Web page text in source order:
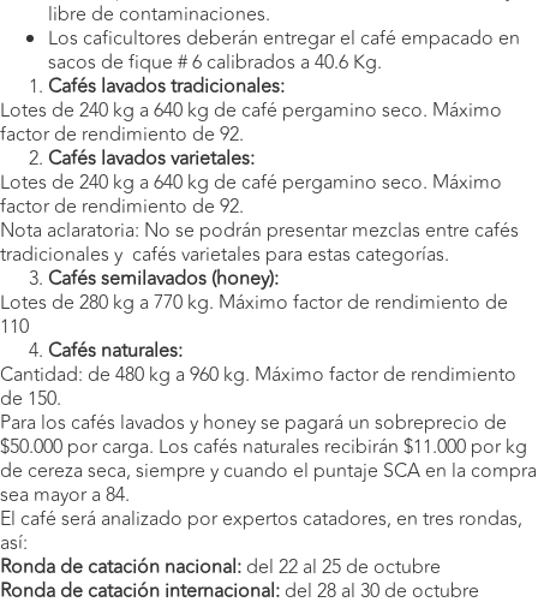
libre de contaminaciones.
Los caficultores deberán entregar el café empacado en
sacos de fique # 6 calibrados a 40.6 Kg.
Cafés lavados tradicionales:
Lotes de 240 kg a 640 kg de café pergamino seco. Máximo
factor de rendimiento de 92.
Cafés lavados varietales:
Lotes de 240 kg a 640 kg de café pergamino seco. Máximo
factor de rendimiento de 92.
Nota aclaratoria: No se podrán presentar mezclas entre cafés
tradicionales y cafés varietales para estas categorías.
Cafés semilavados (honey):
Lotes de 280 kg a 770 kg. Máximo factor de rendimiento de
110
Cafés naturales:
Cantidad: de 480 kg a 960 kg. Máximo factor de rendimiento
de 150.
Para los cafés lavados y honey se pagará un sobreprecio de
$50.000 por carga. Los cafés naturales recibirán $11.000 por kg
de cereza seca, siempre y cuando el puntaje SCA en la compra
sea mayor a 84.
El café será analizado por expertos catadores, en tres rondas,
así:
Ronda de catación nacional: del 22 al 25 de octubre
Ronda de catación internacional: del 28 al 30 de octubre